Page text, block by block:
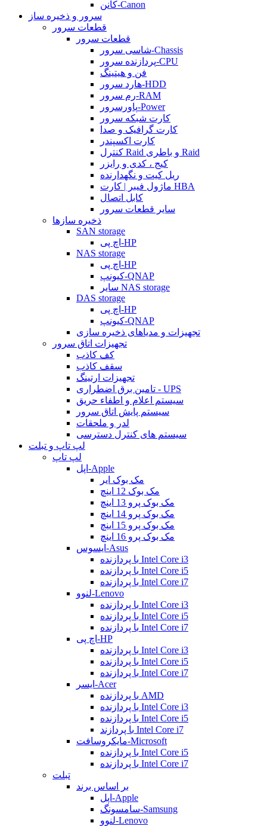
کانن-Canon
سرور و ذخیره ساز
قطعات سرور
قطعات سرور
شاسی سرور-Chassis
پردازنده سرور-CPU
فن و هیتینگ
هارد سرور-HDD
رم سرور-RAM
پاورسرور-Power
کارت شبکه سرور
کارت گرافیک و صدا
کارت اکسپندر
کنترل Raid و باطری Raid
کیج ، کدی و رایزر
ریل کیت و نگهدارنده
ماژول فیبر | کارت HBA
کابل اتصال
سایر قطعات سرور
ذخیره سازها
SAN storage
اچ پی-HP
NAS storage
اچ پی-HP
کیونپ-QNAP
سایر NAS storage
DAS storage
اچ پی-HP
کیونپ-QNAP
تجهیزات و مدیاهای ذخیره سازی
تجهیزات اتاق سرور
کف کاذب
سقف کاذب
تجهیزات ارتینگ
تامین برق اضطراری - UPS
سیستم اعلام و اطفاء حریق
سیستم پایش اتاق سرور
لدر و ملحقات
سیستم های کنترل دسترسی
لپ تاپ و تبلت
لپ تاپ
اپل-Apple
مک بوک ایر
مک بوک 12 اینچ
مک بوک پرو 13 اینچ
مک بوک پرو 14 اینچ
مک بوک پرو 15 اینچ
مک بوک پرو 16 اینچ
ایسوس-Asus
با پردازنده Intel Core i3
با پردازنده Intel Core i5
با پردازنده Intel Core i7
لنوو-Lenovo
با پردازنده Intel Core i3
با پردازنده Intel Core i5
با پردازنده Intel Core i7
اچ پی-HP
با پردازنده Intel Core i3
با پردازنده Intel Core i5
با پردازنده Intel Core i7
ایسر-Acer
با پردازنده AMD
با پردازنده Intel Core i3
با پردازنده Intel Core i5
با پردازند Intel Core i7
مایکروسافت-Microsoft
با پردازنده Intel Core i5
با پردازنده Intel Core i7
تبلت
بر اساس برند
اپل-Apple
سامسونگ-Samsung
لنوو-Lenovo